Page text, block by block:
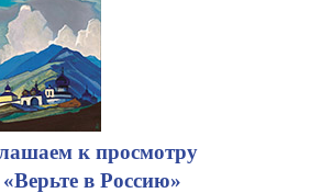
к просмотру
в Россию»